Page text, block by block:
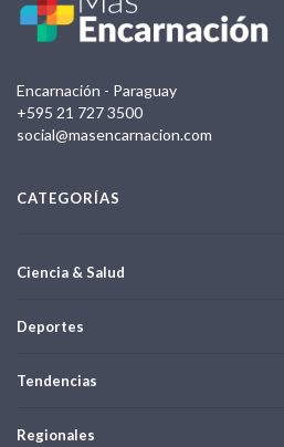
Encarnación - Paraguay
+595 21 727 3500
social@masencarnacion.com
CATEGORÍAS
Ciencia & Salud
Deportes
Tendencias
Regionales